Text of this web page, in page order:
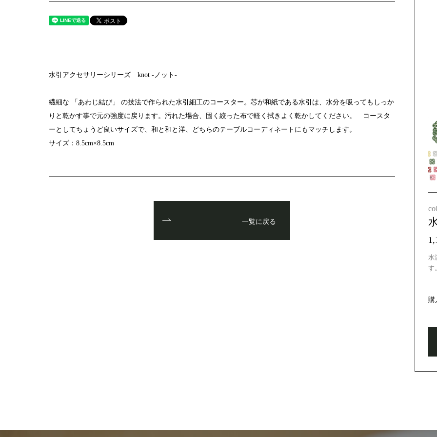
水引アクセサリーシリーズ knot -ノット-
繊細な 「あわじ結び」 の技法で作られた水引細工のコースター。芯が和紙である水引は、水分を吸ってもしっか
りと乾かす事で元の強度に戻ります。汚れた場合、固く絞った布で軽く拭きよく乾かしてください。 コースタ
ーとしてちょうど良いサイズで、和と和と洋、どちらのテーブルコーディネートにもマッチします。
サイズ：8.5cm×8.5cm
一覧に戻る
水
す
購